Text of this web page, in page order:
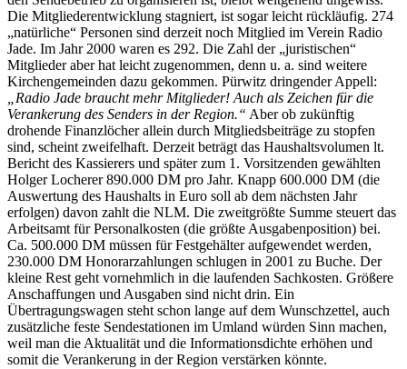
Die Mitgliederentwicklung stagniert, ist sogar leicht rückläufig. 274
„natürliche“ Personen sind derzeit noch Mitglied im Verein Radio
Jade. Im Jahr 2000 waren es 292. Die Zahl der „juristischen“
Mitglieder aber hat leicht zugenommen, denn u. a. sind weitere
Kirchengemeinden dazu gekommen. Pürwitz dringender Appell:
„Radio Jade braucht mehr Mitglieder! Auch als Zeichen für die
Verankerung des Senders in der Region.“ Aber ob zukünftig
drohende Finanzlöcher allein durch Mitgliedsbeiträge zu stopfen
sind, scheint zweifelhaft. Derzeit beträgt das Haushaltsvolumen lt.
Bericht des Kassierers und später zum 1. Vorsitzenden gewählten
Holger Locherer 890.000 DM pro Jahr. Knapp 600.000 DM (die
Auswertung des Haushalts in Euro soll ab dem nächsten Jahr
erfolgen) davon zahlt die NLM. Die zweitgrößte Summe steuert das
Arbeitsamt für Personalkosten (die größte Ausgabenposition) bei.
Ca. 500.000 DM müssen für Festgehälter aufgewendet werden,
230.000 DM Honorarzahlungen schlugen in 2001 zu Buche. Der
kleine Rest geht vornehmlich in die laufenden Sachkosten. Größere
Anschaffungen und Ausgaben sind nicht drin. Ein
Übertragungswagen steht schon lange auf dem Wunschzettel, auch
zusätzliche feste Sendestationen im Umland würden Sinn machen,
weil man die Aktualität und die Informationsdichte erhöhen und
somit die Verankerung in der Region verstärken könnte.